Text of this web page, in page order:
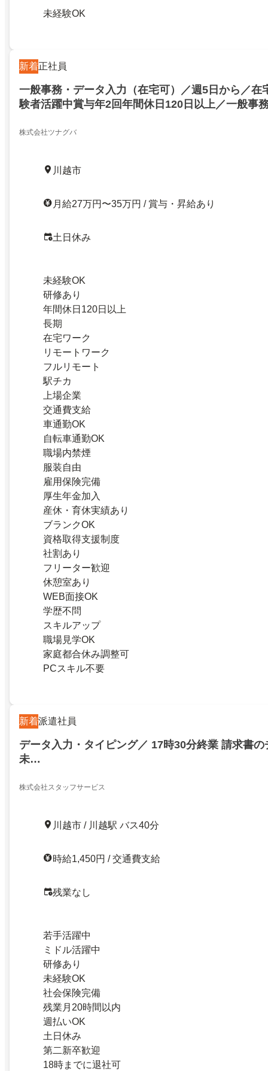
未経験OK
新着正社員
一般事務・データ入力（在宅可）／週5日から／在
験者活躍中賞与年2回年間休日120日以上／一般事
株式会社ツナグバ
川越市
月給27万円〜35万円 / 賞与・昇給あり
土日休み
未経験OK
研修あり
年間休日120日以上
長期
在宅ワーク
リモートワーク
フルリモート
駅チカ
上場企業
交通費支給
車通勤OK
自転車通勤OK
職場内禁煙
服装自由
雇用保険完備
厚生年金加入
産休・育休実績あり
ブランクOK
資格取得支援制度
社割あり
フリーター歓迎
休憩室あり
WEB面接OK
学歴不問
スキルアップ
職場見学OK
家庭都合休み調整可
PCスキル不要
新着派遣社員
データ入力・タイピング／ 17時30分終業 請求書の
未…
株式会社スタッフサービス
川越市 / 川越駅 バス40分
時給1,450円 / 交通費支給
残業なし
若手活躍中
ミドル活躍中
研修あり
未経験OK
社会保険完備
残業月20時間以内
週払いOK
土日休み
第二新卒歓迎
18時までに退社可